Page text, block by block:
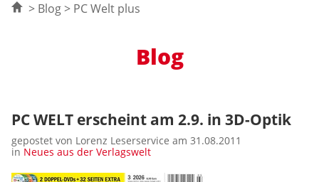
Blog PC Welt plus
Blog
PC WELT erscheint am 2.9. in 3D-Optik
gepostet von Lorenz Leserservice am 31.08.2011
in Neues aus der Verlagswelt